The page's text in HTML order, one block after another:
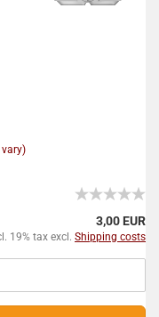
3,00 EUR
19% tax excl. Shipping costs